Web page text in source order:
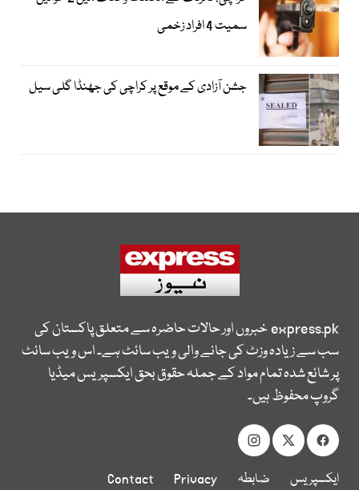
سمیت 4 افراد زخمی
جشن آزادی کے موقع پر کراچی کی جھنڈا گلی سیل
express.pkخبروں اور حالات حاضرہ سے متعلق پاکستان کی
سب سے زیادہ وزٹ کی جانے والی ویب سائٹ ہے۔ اس ویب سائٹ
پر شائع شدہ تمام مواد کے جملہ حقوق بحق ایکسپریس میڈیا
گروپ محفوظ ہیں۔
ایکسپریس
ضابطہ
Privacy
Contact